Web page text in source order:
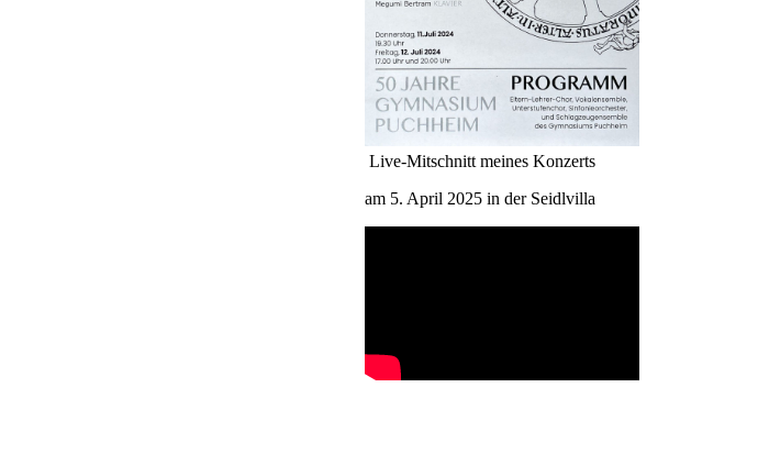
Live-Mitschnitt meines Konzerts
am 5. April 2025 in der Seidlvilla